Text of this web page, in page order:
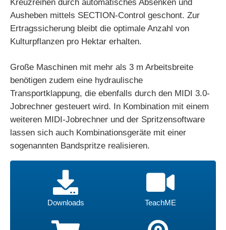
Kreuzreihen durch automatisches Absenken und
Ausheben mittels SECTION-Control geschont. Zur
Ertragssicherung bleibt die optimale Anzahl von
Kulturpflanzen pro Hektar erhalten.
Große Maschinen mit mehr als 3 m Arbeitsbreite
benötigen zudem eine hydraulische
Transportklappung, die ebenfalls durch den MIDI 3.0-
Jobrechner gesteuert wird. In Kombination mit einem
weiteren MIDI-Jobrechner und der Spritzensoftware
lassen sich auch Kombinationsgeräte mit einer
sogenannten Bandspritze realisieren.
Downloads TeachME
Webshop